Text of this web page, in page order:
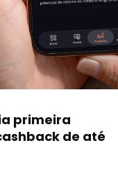
primeira
de até